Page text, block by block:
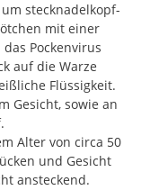
stecknadelkopf-
mit einer
Pockenvirus
auf die Warze
Flüssigkeit.
Gesicht, sowie an
Alter von circa 50
und Gesicht
ansteckend.